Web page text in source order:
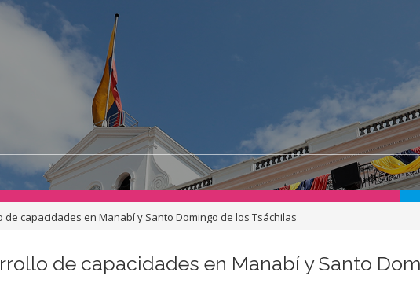
de capacidades en Manabí y Santo Domingo de los Tsáchilas
de capacidades en Manabí y Santo